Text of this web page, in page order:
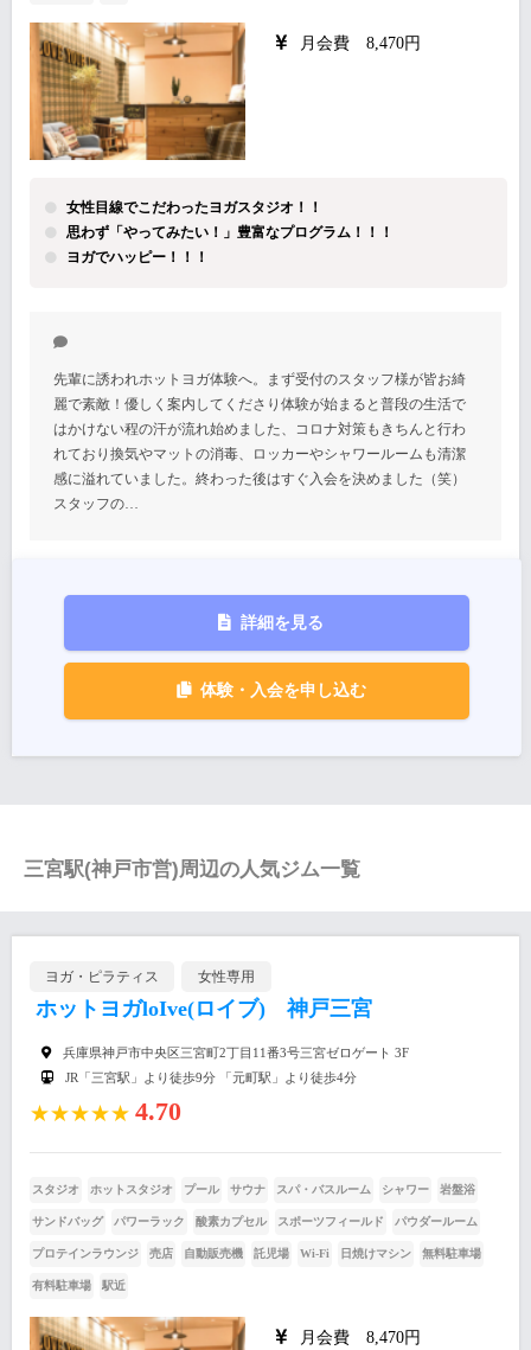
月会費 8,470円
女性目線でこだわったヨガスタジオ！！
思わず「やってみたい！」豊富なプログラム！！！
ヨガでハッピー！！！
先輩に誘われホットヨガ体験へ。まず受付のスタッフ様が皆お綺
麗で素敵！優しく案内してくださり体験が始まると普段の生活で
はかけない程の汗が流れ始めました、コロナ対策もきちんと行わ
れており換気やマットの消毒、ロッカーやシャワールームも清潔
感に溢れていました。終わった後はすぐ入会を決めました（笑）
スタッフの…
詳細を見る
体験・入会を申し込む
三宮駅(神戸市営)周辺の人気ジム一覧
ヨガ・ピラティス 女性専用
ホットヨガloIve(ロイブ) 神戸三宮
兵庫県神戸市中央区三宮町2丁目11番3号三宮ゼロゲート 3F
JR「三宮駅」より徒歩9分 「元町駅」より徒歩4分
★★★★★ 4.70
スタジオ ホットスタジオ プール サウナ スパ・バスルーム シャワー 岩盤浴
サンドバッグ パワーラック 酸素カプセル スポーツフィールド パウダールーム
プロテインラウンジ 売店 自動販売機 託児場 Wi-Fi 日焼けマシン 無料駐車場
有料駐車場 駅近
月会費 8,470円